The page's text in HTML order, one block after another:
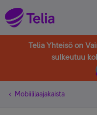
Telia Yhteisö on
sulkeutuu
Mobiililaajakaista